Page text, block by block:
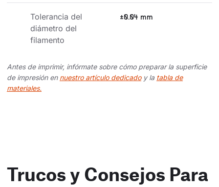
Tolerancia del
diámetro del
filamento
±0.04 mm
Antes de imprimir, infórmate sobre cómo preparar la superficie
de impresión en nuestro artículo dedicadoy la tabla de
materiales.
Trucos y Consejos Para